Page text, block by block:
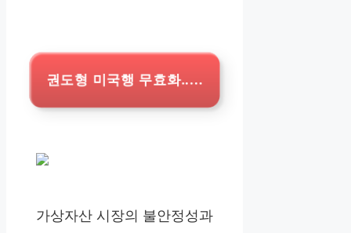
권도형 미국행 무효화..한국 올 수도?기사보기
가상자산 시장의 불안정성과